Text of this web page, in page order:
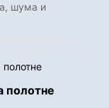
шума и
полотне